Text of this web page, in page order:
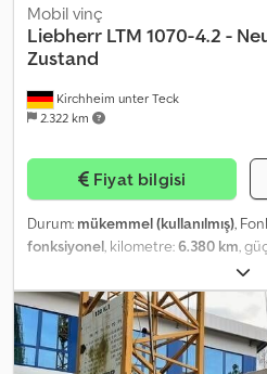
Kirchheim unter Teck
2.322 km
Mobil vinç
Liebherr LTM 1070-4.2 -
Zustand
Fiyat bilgisi
Durum: mükemmel (kullanılmış),
fonksiyonel, kilometre:6.380 km,
, renk:
kg, lastik boyutu:445/95 R25, dingil
10/2022, bir sonraki muayene (TÜV):
frenler:Telma, süspansiyon:hidrolik,
saatleri:1.709 h, makine/araç